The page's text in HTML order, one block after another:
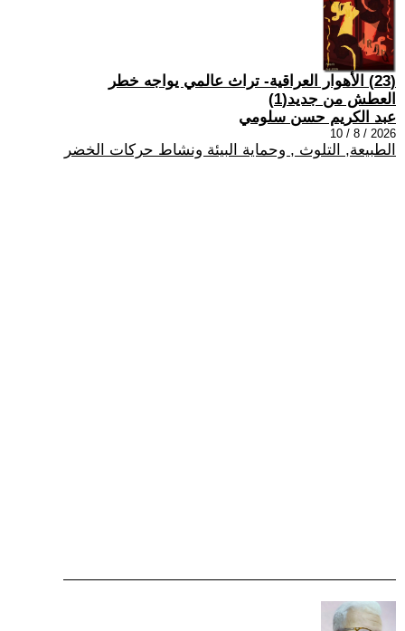
(23) الأهوار العراقية- تراث عالمي يواجه خطر
العطش من جديد(1)
عبد الكريم حسن سلومي
2026 / 8 / 10
الطبيعة, التلوث , وحماية البيئة ونشاط حركات الخضر